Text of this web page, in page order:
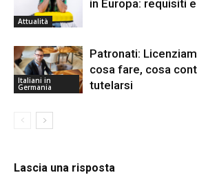
Attualità
in Europa: requisiti
Italiani in
Germania
Patronati:
cosa fare, cosa
tutelarsi
Lascia una risposta